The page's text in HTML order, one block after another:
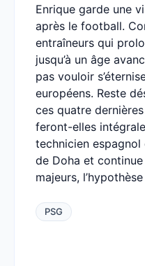
Enrique garde une
après le football.
entraîneurs qui
jusqu’à un âge
pas vouloir
européens. Reste
ces quatre
feront-elles
technicien
de Doha et
majeurs,
PSG